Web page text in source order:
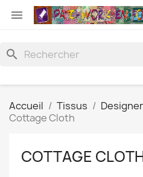

search
Accueil Tissus
Cottage Cloth
COTTAGE